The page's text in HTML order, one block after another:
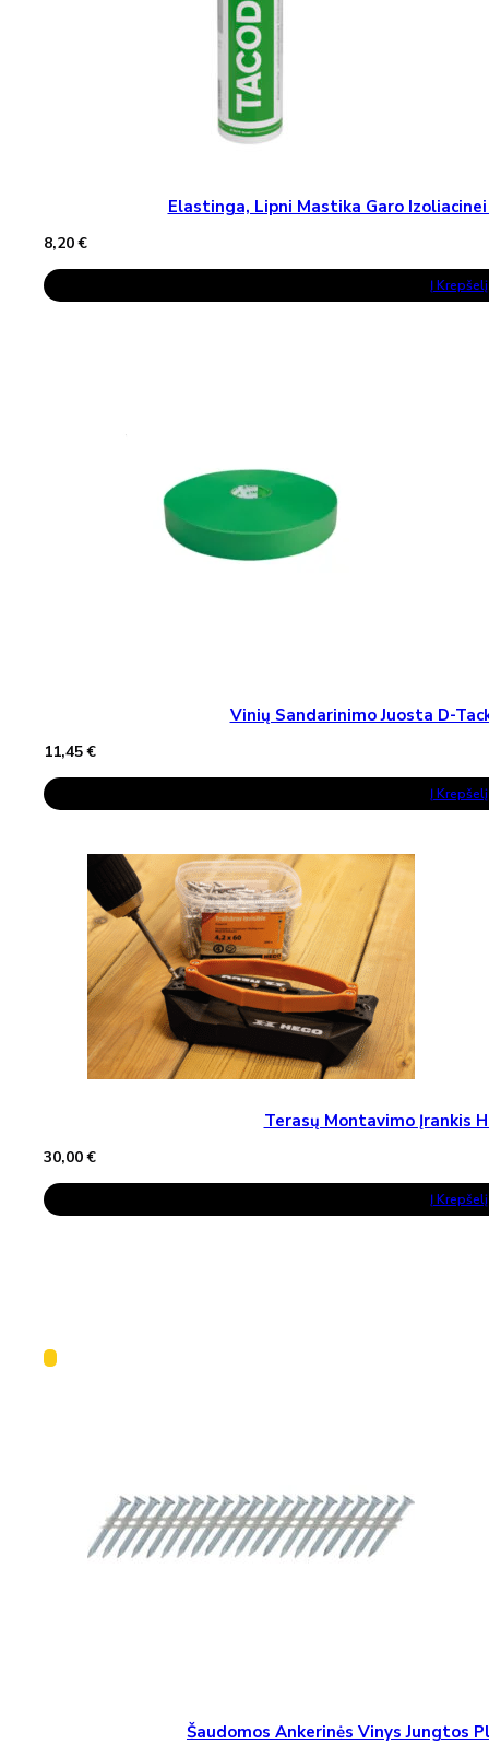
Elastinga, Lipni Mastika Garo Izoliacinei
8,20€
Į Krepšelį
Vinių Sandarinimo Juosta D-
11,45€
Į Krepšelį
Terasų Montavimo Įrankis
30,00€
Į Krepšelį
Šaudomos Ankerinės Vinys Jungtos